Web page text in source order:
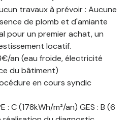
travaux à prévoir : Aucune
de plomb et d'amiante
pour un premier achat, un
locatif.
an (eau froide, électricité
du bâtiment)
en cours syndic
: C (178kWh/m²/an) GES : B (6